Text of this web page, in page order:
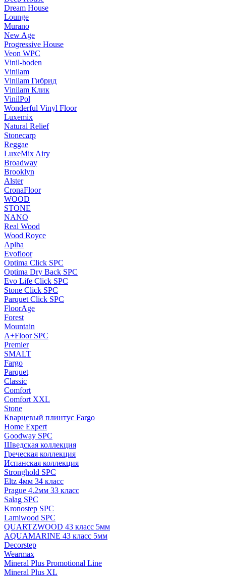
Dream House
Lounge
Murano
New Age
Progressive House
Veon WPC
Vinil-boden
Vinilam
Vinilam Гибрид
Vinilam Клик
VinilPol
Wonderful Vinyl Floor
Luxemix
Natural Relief
Stonecarp
Reggae
LuxeMix Airy
Broadway
Brooklyn
Alster
CronaFloor
WOOD
STONE
NANO
Real Wood
Wood Royce
Aplha
Evofloor
Optima Click SPC
Optima Dry Back SPC
Evo Life Click SPC
Stone Click SPC
Parquet Click SPC
FloorAge
Forest
Mountain
A+Floor SPC
Premier
SMALT
Fargo
Parquet
Classic
Comfort
Comfort XXL
Stone
Кварцевый плинтус Fargo
Home Expert
Goodway SPC
Шведская коллекция
Греческая коллекция
Испанская коллекция
Stronghold SPC
Eltz 4мм 34 класс
Prague 4.2мм 33 класс
Salag SPC
Kronostep SPC
Lamiwood SPC
QUARTZWOOD 43 класс 5мм
AQUAMARINE 43 класс 5мм
Decorstep
Wearmax
Mineral Plus Promotional Line
Mineral Plus XL